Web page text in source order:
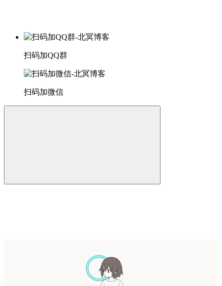
扫码加QQ群
扫码加微信